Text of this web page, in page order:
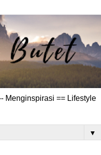
Menginspirasi == Lifestyle
▼